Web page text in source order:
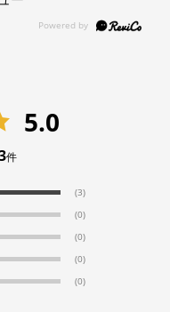
5.0
件
(3)
(0)
(0)
(0)
(0)